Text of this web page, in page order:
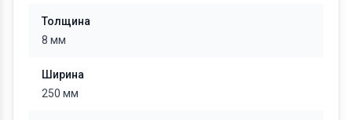
Толщина
8 мм
Ширина
250 мм